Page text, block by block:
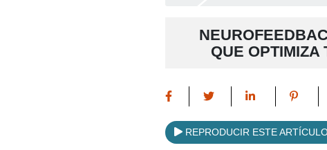
QUE OPTIMIZA
REPRODUCIR ESTE